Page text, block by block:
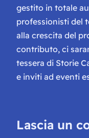
gestito in totale
professionisti del
alla crescita del
contributo, ci
tessera di Storie
e inviti ad eventi
Lascia un